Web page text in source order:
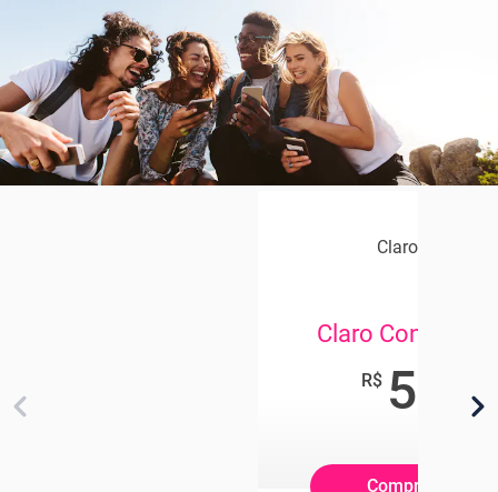
Claro Celular
Claro Controle
R$ 54
/mês
Compre Online